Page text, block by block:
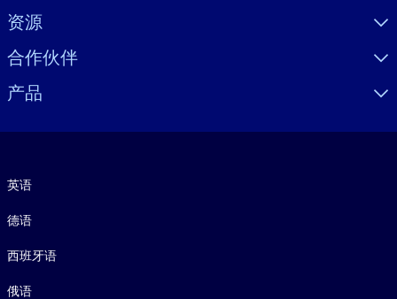
资源
合作伙伴
产品
英语
德语
西班牙语
俄语